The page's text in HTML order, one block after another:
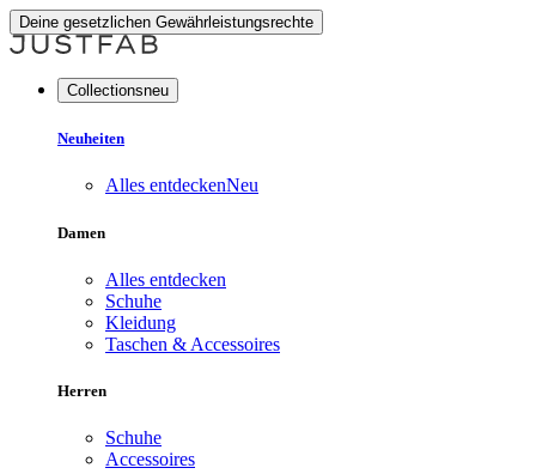
Deine gesetzlichen Gewährleistungsrechte
Collectionsneu
Neuheiten
Alles entdeckenNeu
Damen
Alles entdecken
Schuhe
Kleidung
Taschen & Accessoires
Herren
Schuhe
Accessoires